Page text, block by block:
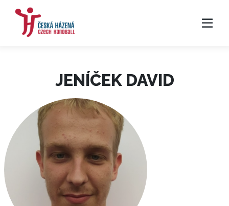
JENÍČEK DAVID